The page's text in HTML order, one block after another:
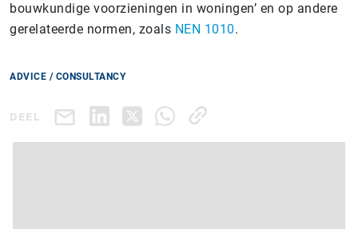
bouwkundige voorzieningen in woningen’ en op andere
gerelateerde normen, zoals NEN 1010.
ADVICE / CONSULTANCY
DEEL